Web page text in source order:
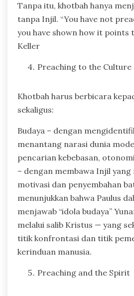
Tanpa itu, khotbah hanya
tanpa Injil. “You have not
you have shown how it points
Keller
Preaching to the
Khotbah harus berbicara
sekaligus:
Budaya – dengan
menantang narasi dunia
pencarian kebebasan,
– dengan membawa Injil yang
motivasi dan penyembahan
menunjukkan bahwa Paulus
menjawab “idola budaya”
melalui salib Kristus — yang
titik konfrontasi dan titik
kerinduan manusia.
Preaching and the Spirit